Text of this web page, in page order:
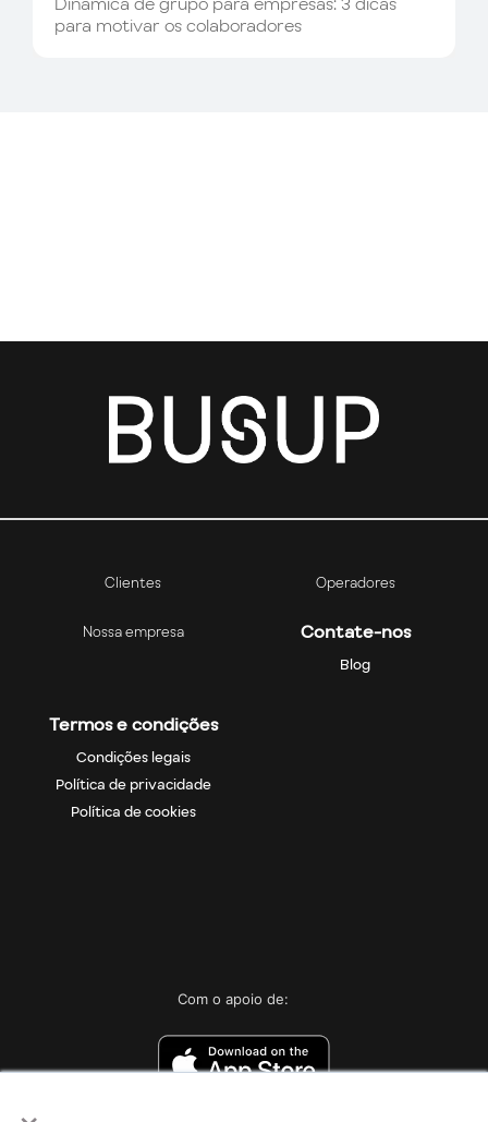
para motivar os colaboradores
Clientes Operadores
Nossa empresa Contate-nos
Blog
Termos e condições
Condições legais
Política de privacidade
Política de cookies
Com o apoio de: